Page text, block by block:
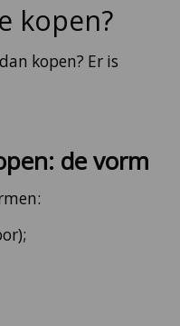
kopen?
kopen? Er is
de vorm